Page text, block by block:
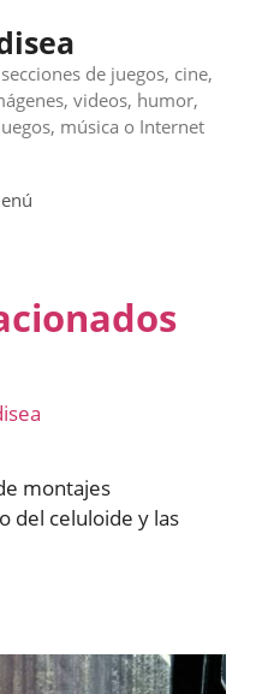
de juegos, cine,
videos, humor,
música o Internet
montajes
del celuloide y las